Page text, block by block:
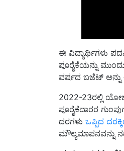
ಈ ವಿದ್ಯಾರ್ಥಿಗಳು
ಪೂರೈಕೆಯನ್ನು
ವರ್ಷದ ಬಜೆಟ್ ಅನ್ನು
2022-23ರಲ್ಲಿ
ಪೂರೈಕೆದಾರರ
ದರಗಳುಒಪ್ಪಿದ
ಮೌಲ್ಯಮಾಪನವನ್ನು
ಯುಪಿ ಉಚಿತ